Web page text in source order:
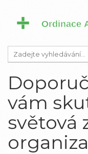
vám
světová